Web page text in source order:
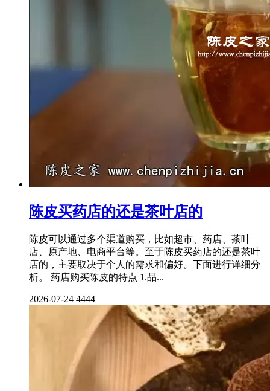
陈皮买药店的还是茶叶店的
陈皮可以通过多个渠道购买，比如超市、药店、茶叶
店、原产地、电商平台等。至于陈皮买药店的还是茶叶
店的，主要取决于个人的需求和偏好。下面进行详细分
析。 药店购买陈皮的特点 1.品...
2026-07-24 4444